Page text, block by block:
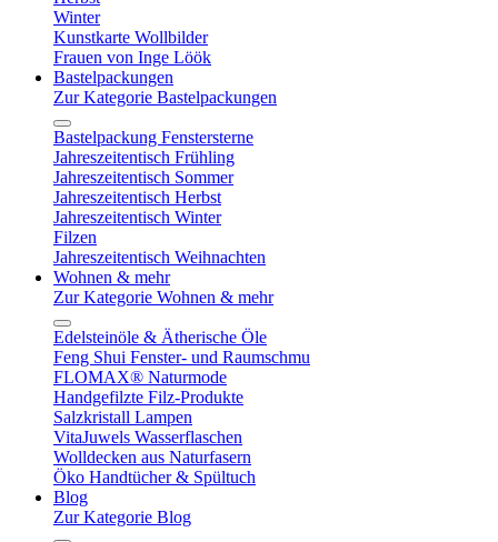
Winter
Kunstkarte Wollbilder
Frauen von Inge Löök
Bastelpackungen
Zur Kategorie Bastelpackungen
Bastelpackung Fenstersterne
Jahreszeitentisch Frühling
Jahreszeitentisch Sommer
Jahreszeitentisch Herbst
Jahreszeitentisch Winter
Filzen
Jahreszeitentisch Weihnachten
Wohnen & mehr
Zur Kategorie Wohnen & mehr
Edelsteinöle & Ätherische Öle
Feng Shui Fenster- und Raumschmu
FLOMAX® Naturmode
Handgefilzte Filz-Produkte
Salzkristall Lampen
VitaJuwels Wasserflaschen
Wolldecken aus Naturfasern
Öko Handtücher & Spültuch
Blog
Zur Kategorie Blog